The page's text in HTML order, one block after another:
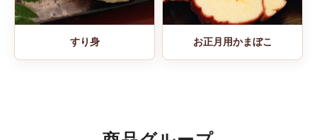
すり身 お正月用かまぼこ